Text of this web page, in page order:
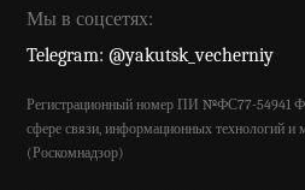
Мы в соцсетях:
Telegram: @yakutsk_vecherniy
Регистрационный номер ПИ №ФС77-54941
сфере связи, информационных технологий и
(Роскомнадзор)